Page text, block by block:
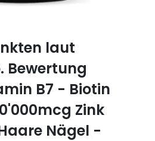
laut
Bewertung
B7 - Biotin
Zink
Nägel -